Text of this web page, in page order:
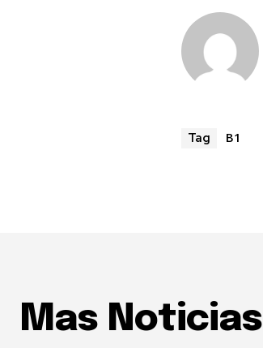
Tag B1
Mas Noticias